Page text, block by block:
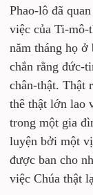
Phao-lô đã
việc của Ti-mô-
năm tháng họ ở
chắn rằng đức-
chân-thật. Thật
thê thật lớn lao
trong một gia
luyện bởi một
được ban cho
việc Chúa thật